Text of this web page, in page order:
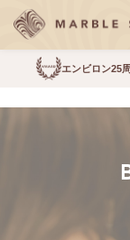
エンビロン25